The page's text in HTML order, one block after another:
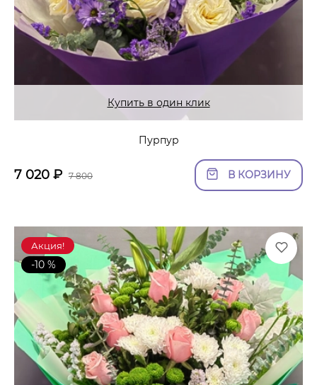
Купить в один клик
Пурпур
7 020 ₽ 7 800 В КОРЗИНУ
Акция!
-10 %